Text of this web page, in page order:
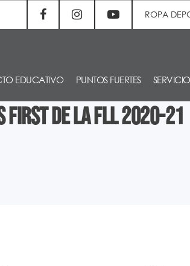
ROPA
EDUCATIVO PUNTOS FUERTES
de la FLL 2020-21